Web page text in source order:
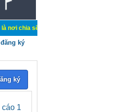
kiến thức kinh nghiệm trong lãnh vực
đăng ký
ký
cáo 1